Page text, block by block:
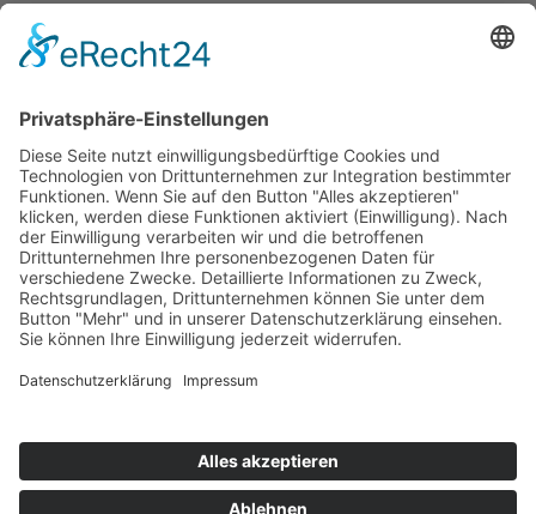
Bei ihr wird etwas mehr Zeit benötigt. Denn: Anders als bei
einer Kfz-Haftpflichtversicherung dürfen die Anbieter den
Antrag auf eine Kaskoversicherung ablehnen. Für eine
Deshalb ist es ratsam, die alte Versicherung erst dann zu
haben.
Mehr lesen
Impressum|Datenschutz|Cookie-Einstellungen